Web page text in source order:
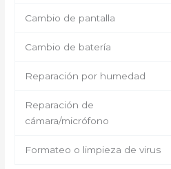
Cambio de pantalla
Cambio de batería
Reparación por humedad
Reparación de
cámara/micrófono
Formateo o limpieza de virus